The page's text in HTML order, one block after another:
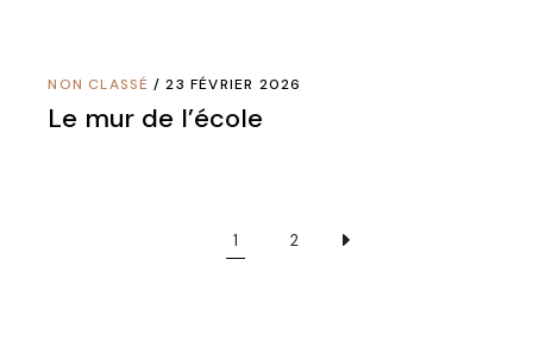
NON CLASSÉ 23 FÉVRIER 2026
Le mur de l’école
1 2